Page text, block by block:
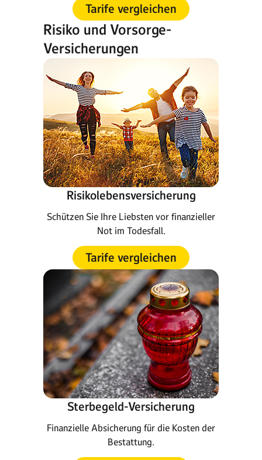
Tarife vergleichen
Risiko und Vorsorge-
Versicherungen
Risikolebensversicherung
Schützen Sie Ihre Liebsten vor finanzieller
Not im Todesfall.
Tarife vergleichen
Sterbegeld-Versicherung
Finanzielle Absicherung für die Kosten der
Bestattung.